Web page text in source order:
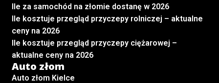
Ile za samochód na złomie dostanę w 2026
Ile kosztuje przegląd przyczepy rolniczej – aktualne
ceny na 2026
Ile kosztuje przegląd przyczepy ciężarowej –
aktualne ceny na 2026
Auto złom
Auto złom Kielce